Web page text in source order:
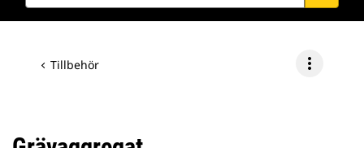
Tillbehör more_vert